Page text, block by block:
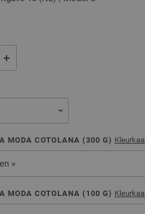
MODA COTOLANA (300 G)
»
MODA COTOLANA ( 100 G)